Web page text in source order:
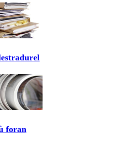
foran